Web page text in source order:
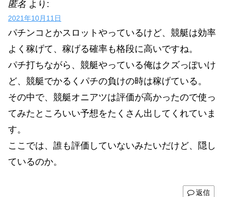
匿名 より:
2021年10月11日
パチンコとかスロットやっているけど、競艇は効率
よく稼げて、稼げる確率も格段に高いですね。
パチ打ちながら、競艇やっている俺はクズっぽいけ
ど、競艇でかるくパチの負けの時は稼げている。
その中で、競艇オニアツは評価が高かったので使っ
てみたところいい予想をたくさん出してくれていま
す。
ここでは、誰も評価していないみたいだけど、隠し
ているのか。
返信